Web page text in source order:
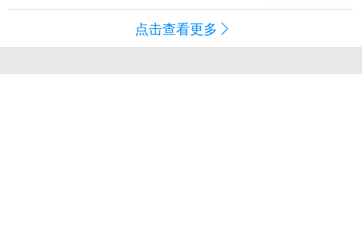
点击查看更多